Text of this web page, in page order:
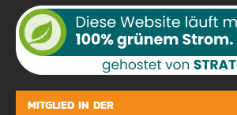
MITGLIED IN DER